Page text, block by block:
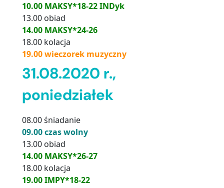
10.00 MAKSY*18-22 INDyk
13.00 obiad
14.00 MAKSY*24-26
18.00 kolacja
19.00 wieczorek muzyczny
31.08.2020 r.,
poniedziałek
08.00 śniadanie
09.00 czas wolny
13.00 obiad
14.00 MAKSY*26-27
18.00 kolacja
19.00 IMPY*18-22